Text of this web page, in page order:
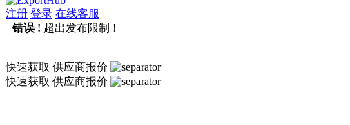
注册 登录 在线客服
错误 ! 超出发布限制 !
快速获取 供应商报价
快速获取 供应商报价